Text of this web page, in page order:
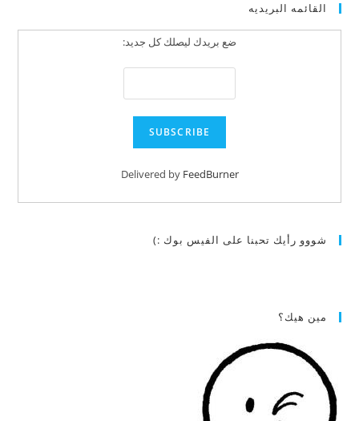
القائمه البريديه
ضع بريدك ليصلك كل جديد:
Delivered by FeedBurner
شووو رأيك تحبنا على الفيس بوك :)
مين هيك؟